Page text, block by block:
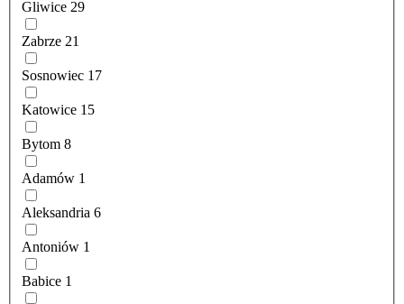
Gliwice 29
Zabrze 21
Sosnowiec 17
Katowice 15
Bytom 8
Adamów 1
Aleksandria 6
Antoniów 1
Babice 1